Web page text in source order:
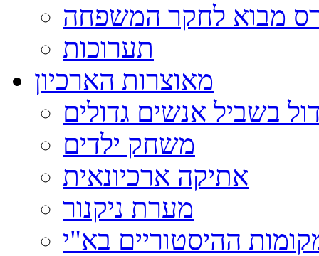
מבוא לחקר המשפחה
תערוכות
מאוצרות הארכיון
בשביל אנשים גדולים
משחק ילדים
אתיקה ארכיונאית
מערת ניקנור
ההיסטוריים בא"י